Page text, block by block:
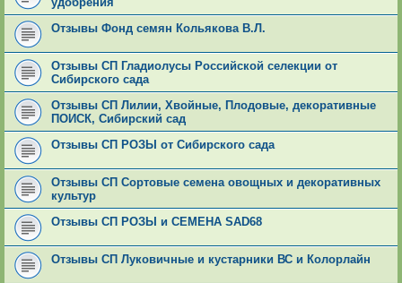
Отзывы Фонд семян Кольякова В.Л.
Отзывы СП Гладиолусы Российской селекции от
Сибирского сада
Отзывы СП Лилии, Хвойные, Плодовые, декоративные
ПОИСК, Сибирский сад
Отзывы СП РОЗЫ от Сибирского сада
Отзывы СП Сортовые семена овощных и декоративных
культур
Отзывы СП РОЗЫ и СЕМЕНА SAD68
Отзывы СП Луковичные и кустарники ВС и Колорлайн